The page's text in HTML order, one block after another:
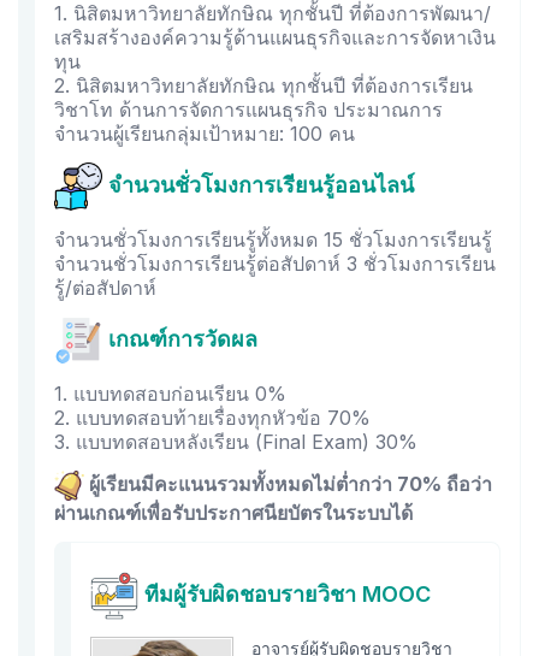
1. นิสิตมหาวิทยาลัยทักษิณ ทุกชั้นปี ที่ต้องการพัฒนา/
เสริมสร้างองค์ความรู้ด้านแผนธุรกิจและการจัดหาเงิน
ทุน
2. นิสิตมหาวิทยาลัยทักษิณ ทุกชั้นปี ที่ต้องการเรียน
วิชาโท ด้านการจัดการแผนธุรกิจ ประมาณการ
จำนวนผู้เรียนกลุ่มเป้าหมาย: 100 คน
จำนวนชั่วโมงการเรียนรู้ออนไลน์
จำนวนชั่วโมงการเรียนรู้ทั้งหมด 15 ชั่วโมงการเรียนรู้
จำนวนชั่วโมงการเรียนรู้ต่อสัปดาห์ 3 ชั่วโมงการเรียน
รู้/ต่อสัปดาห์
เกณฑ์การวัดผล
1. แบบทดสอบก่อนเรียน 0%
2. แบบทดสอบท้ายเรื่องทุกหัวข้อ 70%
3. แบบทดสอบหลังเรียน (Final Exam) 30%
ผู้เรียนมีคะแนนรวมทั้งหมดไม่ต่ำกว่า 70% ถือว่า
ผ่านเกณฑ์เพื่อรับประกาศนียบัตรในระบบได้
ทีมผู้รับผิดชอบรายวิชา MOOC
อาจารย์ผู้รับผิดชอบรายวิชา